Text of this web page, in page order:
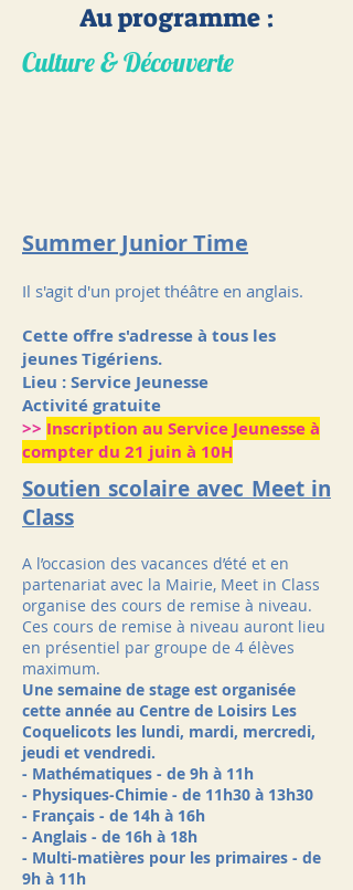
Au programme :
Culture & Découverte
Summer Junior Time
Il s'agit d'un projet théâtre en anglais.
​Cette offre s'adresse à tous les
jeunes Tigériens.
Lieu : Service Jeunesse
Activité gratuite
>> Inscription au Service Jeunesse à
compter du 21 juin à 10H​
Soutien scolaire avec Meet in
Class
A l’occasion des vacances d’été et en
partenariat avec la Mairie, Meet in Class
organise des cours de remise à niveau.
Ces cours de remise à niveau auront lieu
en présentiel par groupe de 4 élèves
maximum.
Une semaine de stage est organisée
cette année au Centre de Loisirs Les
Coquelicots les lundi, mardi, mercredi,
jeudi et vendredi.
- Mathématiques - de 9h à 11h
- Physiques-Chimie - de 11h30 à 13h30
- Français - de 14h à 16h
- Anglais - de 16h à 18h
- Multi-matières pour les primaires - de
9h à 11h